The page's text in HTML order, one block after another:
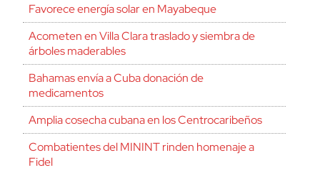
Favorece energía solar en Mayabeque
Acometen en Villa Clara traslado y siembra de
árboles maderables
Bahamas envía a Cuba donación de
medicamentos
Amplia cosecha cubana en los Centrocaribeños
Combatientes del MININT rinden homenaje a
Fidel